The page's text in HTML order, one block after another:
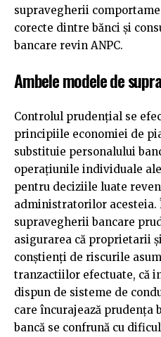
supravegherii
corecte dintre bănci și
bancare revin ANPC.
Ambele modele de
Controlul prudențial se
principiile economiei de
substituie personalului
operațiunile individuale
pentru deciziile luate
administratorilor acesteia.
supravegherii bancare
asigurarea că proprietarii
conștienți de riscurile
tranzactiilor efectuate, că
dispun de sisteme de
care încurajează prudența
bancă se confrună cu